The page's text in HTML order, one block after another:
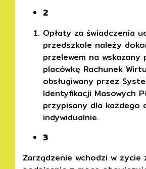
2
Opłaty za świadczenia
przedszkole należy
przelewem na wskazany
placówkę Rachunek
obsługiwany przez
Identyfikacji Masowych
przypisany dla każdego
indywidualnie.
3
Zarządzenie wchodzi w życie